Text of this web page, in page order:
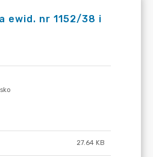
ewid. nr 1152/38 i
27.64 KB